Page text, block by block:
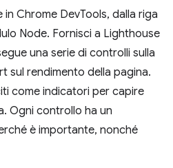
Chrome DevTools, dalla riga
Node. Fornisci a Lighthouse
una serie di controlli sulla
sul rendimento della pagina.
come indicatori per capire
Ogni controllo ha un
è importante, nonché